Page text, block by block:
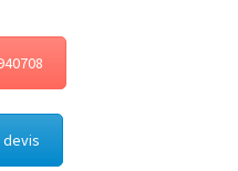
devis